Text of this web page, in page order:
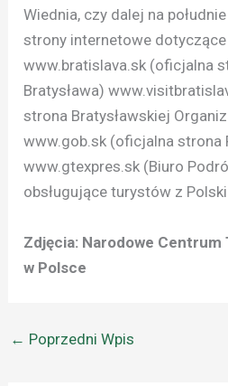
Wiednia, czy dalej na
strony internetowe dotyczące
www.bratislava.sk (oficjalna
Bratysława)
strona Bratysławskiej
www.gob.sk (oficjalna strona
www.gtexpres.sk (Biuro
obsługujące turystów z Polski
Zdjęcia: Narodowe Centrum
w Polsce
← Poprzedni Wpis